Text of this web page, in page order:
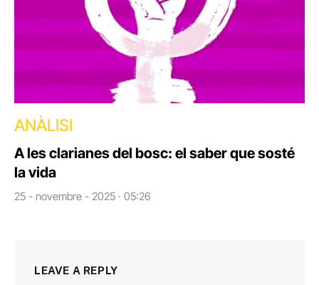
ANÀLISI
A les clarianes del bosc: el saber que sosté
la vida
25 - novembre - 2025 · 05:26
LEAVE A REPLY